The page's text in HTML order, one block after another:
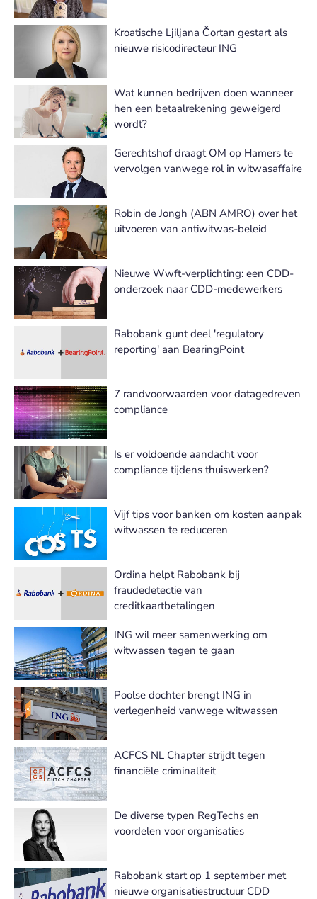
Kroatische Ljiljana Čortan gestart als
nieuwe risicodirecteur ING
Wat kunnen bedrijven doen wanneer
hen een betaalrekening geweigerd
wordt?
Gerechtshof draagt OM op Hamers te
vervolgen vanwege rol in witwasaffaire
Robin de Jongh (ABN AMRO) over het
uitvoeren van antiwitwas-beleid
Nieuwe Wwft-verplichting: een CDD-
onderzoek naar CDD-medewerkers
Rabobank gunt deel 'regulatory
reporting' aan BearingPoint
7 randvoorwaarden voor datagedreven
compliance
Is er voldoende aandacht voor
compliance tijdens thuiswerken?
Vijf tips voor banken om kosten aanpak
witwassen te reduceren
Ordina helpt Rabobank bij
fraudedetectie van
creditkaartbetalingen
ING wil meer samenwerking om
witwassen tegen te gaan
Poolse dochter brengt ING in
verlegenheid vanwege witwassen
ACFCS NL Chapter strijdt tegen
financiële criminaliteit
De diverse typen RegTechs en
voordelen voor organisaties
Rabobank start op 1 september met
nieuwe organisatiestructuur CDD